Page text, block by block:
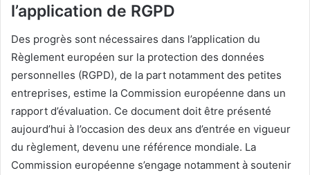
l’application de RGPD
Des progrès sont nécessaires dans l’application du
Règlement européen sur la protection des données
personnelles (RGPD), de la part notamment des petites
entreprises, estime la Commission européenne dans un
rapport d’évaluation. Ce document doit être présenté
aujourd’hui à l’occasion des deux ans d’entrée en vigueur
du règlement, devenu une référence mondiale. La
Commission européenne s’engage notamment à soutenir